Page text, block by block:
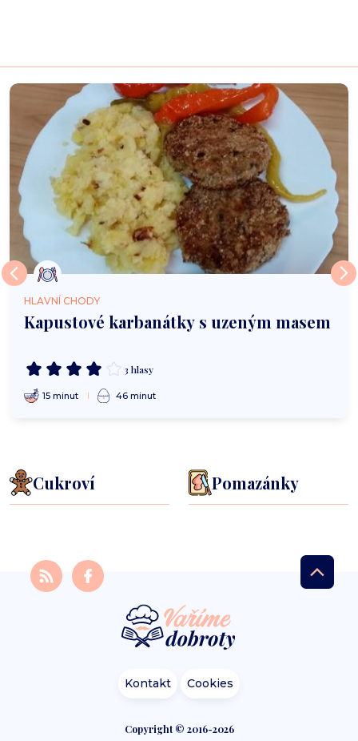
HLAVNÍ CHODY
Kapustové karbanátky s uzeným masem
3 hlasy
15 minut 46 minut
Cukroví Pomazánky
Kontakt Cookies
Copyright © 2016-2026